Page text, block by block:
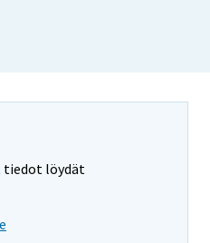
tiedot löydät